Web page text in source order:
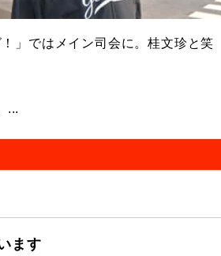
」ではメイン司会に。桂文珍と笑
...
ます